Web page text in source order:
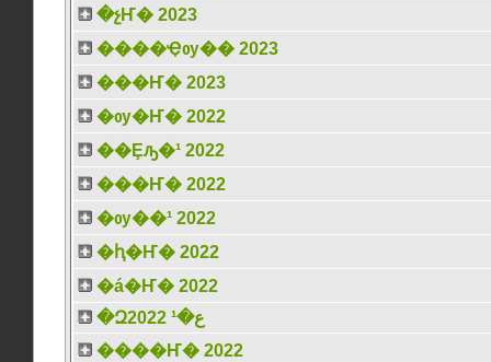
�չҤ� 2023
����Ҿѹ�� 2023
���Ҥ� 2023
�ѹ�Ҥ� 2022
��Ȩԡ�¹ 2022
���Ҥ� 2022
�ѹ��¹ 2022
�ԧ�Ҥ� 2022
�á�Ҥ� 2022
�Զع�¹ 2022
����Ҥ� 2022